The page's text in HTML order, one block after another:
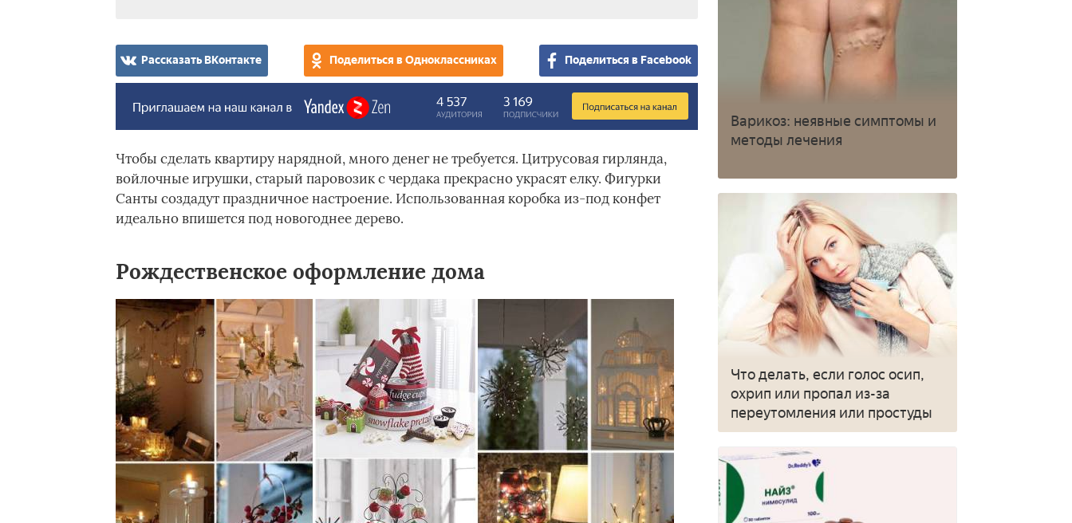
Рассказать ВКонтакте Поделиться в Одноклассниках Поделиться в Facebook
Чтобы сделать квартиру нарядной, много денег не требуется. Цитрусовая гирлянда,
войлочные игрушки, старый паровозик с чердака прекрасно украсят елку. Фигурки
Санты создадут праздничное настроение. Использованная коробка из-под конфет
идеально впишется под новогоднее дерево.
Рождественское оформление дома
Варикоз: неявные симптомы и
методы лечения
Что делать, если голос осип,
охрип или пропал из-за
переутомления или простуды